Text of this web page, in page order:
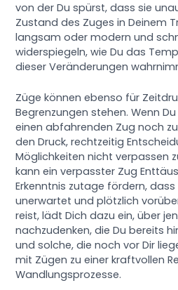
von der Du spürst, dass sie
Zustand des Zuges in Deinem
langsam oder modern und
widerspiegeln, wie Du das
dieser Veränderungen
Züge können ebenso für
Begrenzungen stehen. Wenn
einen abfahrenden Zug noch
den Druck, rechtzeitig
Möglichkeiten nicht verpassen
kann ein verpasster Zug
Erkenntnis zutage fördern,
unerwartet und plötzlich
reist, lädt Dich dazu ein, über
nachzudenken, die Du bereits
und solche, die noch vor Dir
mit Zügen zu einer kraftvollen
Wandlungsprozesse.